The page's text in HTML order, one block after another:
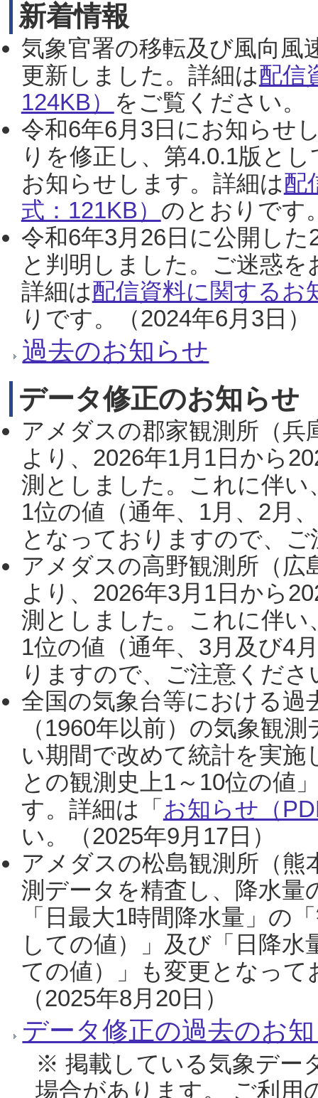
新着情報
気象官署の移転及び風向風
更新しました。詳細は配信
124KB） をご覧ください。
令和6年6月3日にお知らせ
りを修正し、第4.0.1版と
お知らせします。詳細は配
式：121KB） のとおりです
令和6年3月26日に公開し
と判明しました。ご迷惑
詳細は配信資料に関するお
りです。（2024年6月3日）
過去のお知らせ
データ修正のお知らせ
アメダスの郡家観測所（
より、2026年1月1日から
測としました。これに伴い
1位の値（通年、1月、2月
となっておりますので、
アメダスの高野観測所（
より、2026年3月1日から
測としました。これに伴い
1位の値（通年、3月及び4
りますので、ご注意くだ
全国の気象台等における過
（1960年以前）の気象観
い期間で改めて統計を実
との観測史上1～10位の値
す。詳細は「 お知らせ（
い。（2025年9月17日）
アメダスの松島観測所（熊
測データを精査し、降水
「日最大1時間降水量」の
しての値）」及び「日降
ての値）」も変更となっ
（2025年8月20日）
データ修正の過去のお
※ 掲載している気象デー
場合があります。 ご利用